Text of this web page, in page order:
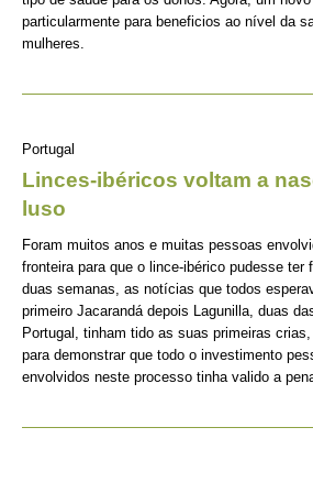
particularmente para beneficios ao nível da
mulheres.
Portugal
Linces-ibéricos voltam a
luso
Foram muitos anos e muitas pessoas
fronteira para que o lince-ibérico pudesse ter
duas semanas, as notícias que todos
primeiro Jacarandá depois Lagunilla, duas
Portugal, tinham tido as suas primeiras
para demonstrar que todo o investimento
envolvidos neste processo tinha valido a